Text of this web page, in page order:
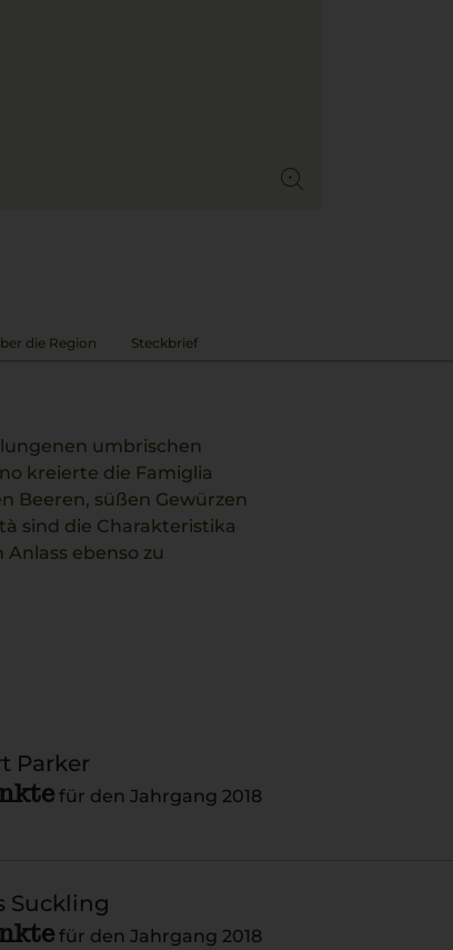
die Region Steckbrief
umbrischen
kreierte die Famiglia
Beeren, süßen Gewürzen
sind die Charakteristika
ebenso zu
Parker
für den Jahrgang 2018
Suckling
für den Jahrgang 2018